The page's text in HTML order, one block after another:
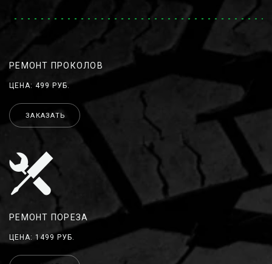
РЕМОНТ ПРОКОЛОВ
ЦЕНА: 499 РУБ.
ЗАКАЗАТЬ
РЕМОНТ ПОРЕЗА
ЦЕНА: 1499 РУБ.